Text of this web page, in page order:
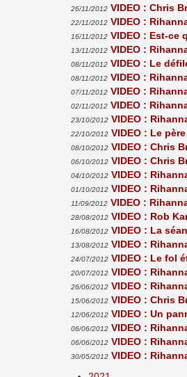
26/11/2012 VIDEO : Chris
22/11/2012 VIDEO :
16/11/2012 VIDEO : Est-ce
13/11/2012 VIDEO :
08/11/2012 VIDEO : Le
08/11/2012 VIDEO :
07/11/2012 VIDEO :
02/11/2012 VIDEO :
23/10/2012 VIDEO :
22/10/2012 VIDEO : Le
08/10/2012 VIDEO : Chris
06/10/2012 VIDEO : Chris
04/10/2012 VIDEO :
01/10/2012 VIDEO :
11/09/2012 VIDEO :
28/08/2012 VIDEO : Rob
16/08/2012 VIDEO : La
13/08/2012 VIDEO :
24/07/2012 VIDEO : Le fol
20/07/2012 VIDEO :
26/06/2012 VIDEO :
15/06/2012 VIDEO : Chris
12/06/2012 VIDEO : Un
06/06/2012 VIDEO :
06/06/2012 VIDEO :
30/05/2012 VIDEO :